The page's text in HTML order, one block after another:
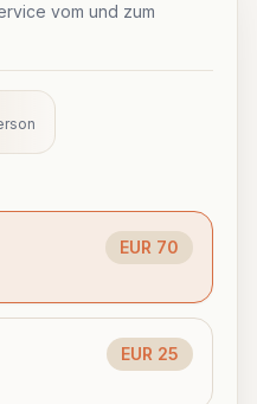
vom und zum
EUR 70
EUR 25